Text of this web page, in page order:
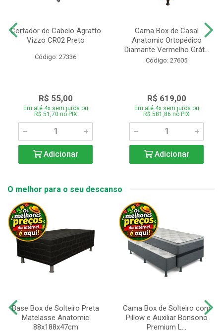
Cortador de Cabelo Agratto
Vizzo CR02 Preto
Código: 27336
R$ 55,00
Em até 4x sem juros ou
R$ 51,70 no PIX
Adicionar
Cama Box de Casal
Anatomic Ortopédico
Diamante Vermelho Grát...
Código: 27605
R$ 619,00
Em até 4x sem juros ou
R$ 581,86 no PIX
Adicionar
O melhor para o seu descanso
Base Box de Solteiro Preta
Matelasse Anatomic
88x188x47cm
Cama Box de Solteiro com
Pillow e Auxiliar Bonsono
Premium L...